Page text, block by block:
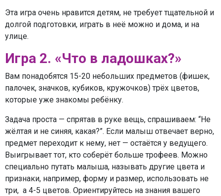
Эта игра очень нравится детям, не требует тщательной и
долгой подготовки, играть в неё можно и дома, и на
улице.
Игра 2. «Что в ладошках?»
Вам понадобятся 15-20 небольших предметов (фишек,
палочек, значков, кубиков, кружочков) трёх цветов,
которые уже знакомы ребёнку.
Задача проста — спрятав в руке вещь, спрашиваем: “Не
жёлтая и не синяя, какая?”. Если малыш отвечает верно,
предмет переходит к нему, нет — остаётся у ведущего.
Выигрывает тот, кто соберёт больше трофеев. Можно
специально путать малыша, называть другие цвета и
признаки, например, форму и размер, использовать не
три, а 4-5 цветов. Ориентируйтесь на знания вашего